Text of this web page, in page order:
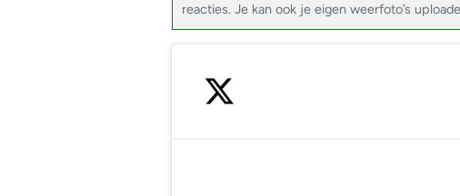
reacties. Je kan ook je eigen weerfoto’s